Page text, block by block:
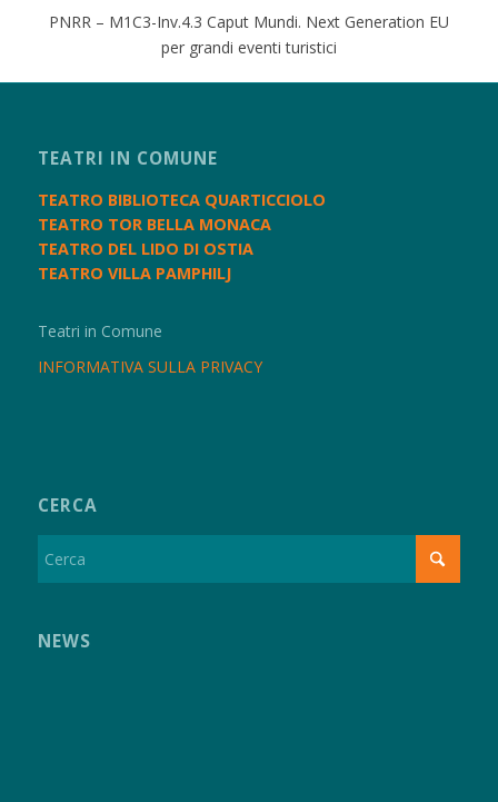
PNRR – M1C3-Inv.4.3 Caput Mundi. Next Generation EU
per grandi eventi turistici
TEATRI IN COMUNE
TEATRO BIBLIOTECA QUARTICCIOLO
TEATRO TOR BELLA MONACA
TEATRO DEL LIDO DI OSTIA
TEATRO VILLA PAMPHILJ
Teatri in Comune
INFORMATIVA SULLA PRIVACY
CERCA
NEWS